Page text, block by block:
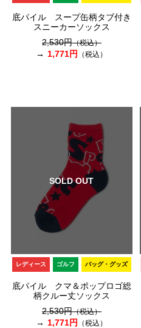
底パイル スープ缶柄タブ付き
スニーカーソックス
2,530円（税込）
1,771円 （税込）
SOLD OUT
レディース ゴルフ バッグ・グッズ
底パイル クマ＆ポップロゴ総
柄クルー丈ソックス
2,530円（税込）
1,771円 （税込）